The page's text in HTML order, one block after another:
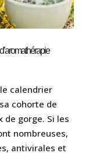
calendrier
cohorte de
de gorge. Si les
nombreuses,
antivirales et